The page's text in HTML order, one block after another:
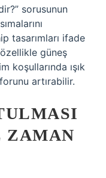
sorusunun
tasarımları ifade
güneş
koşullarında ışık
artırabilir.
ZAMAN